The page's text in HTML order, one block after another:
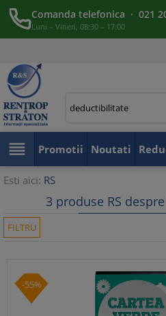
Comanda telefonica · 021
Luni – Vineri, 08:30 – 17:00
 Promotii Noutati
Esti aici: RS
3 produse RS
FILTRU
-55%